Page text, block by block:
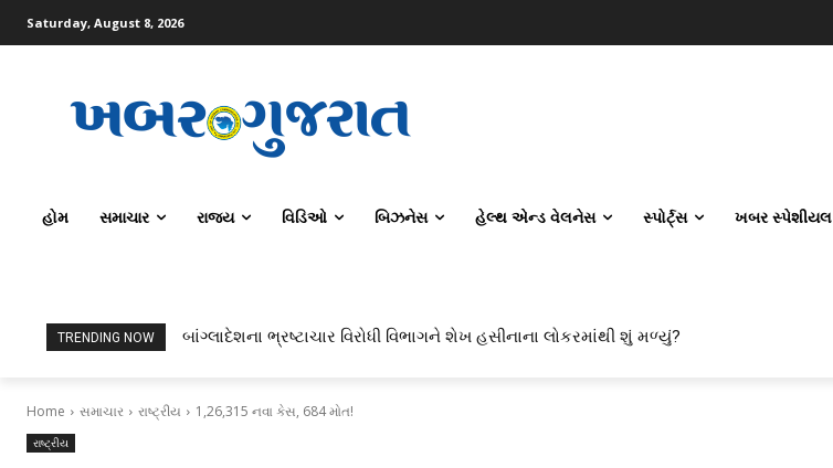
Saturday, August 8, 2026
હોમ સમાચાર રાજ્ય વિડિઓ બિઝનેસ હેલ્થ એન્ડ વેલનેસ સ્પોર્ટ્સ ખબર સ્પેશીયલ
TRENDING NOW બાંગ્લાદેશના ભ્રષ્ટાચાર વિરોધી વિભાગને શેખ હસીનાના લોકરમાંથી શું મળ્યું?
Home સમાચાર રાષ્ટ્રીય 1,26,315 નવા કેસ, 684 મોત!
રાષ્ટ્રીય